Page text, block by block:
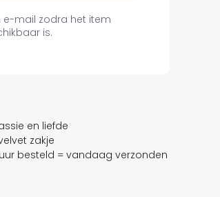
e-mail zodra het item
is.
en liefde
zakje
besteld = vandaag verzonden